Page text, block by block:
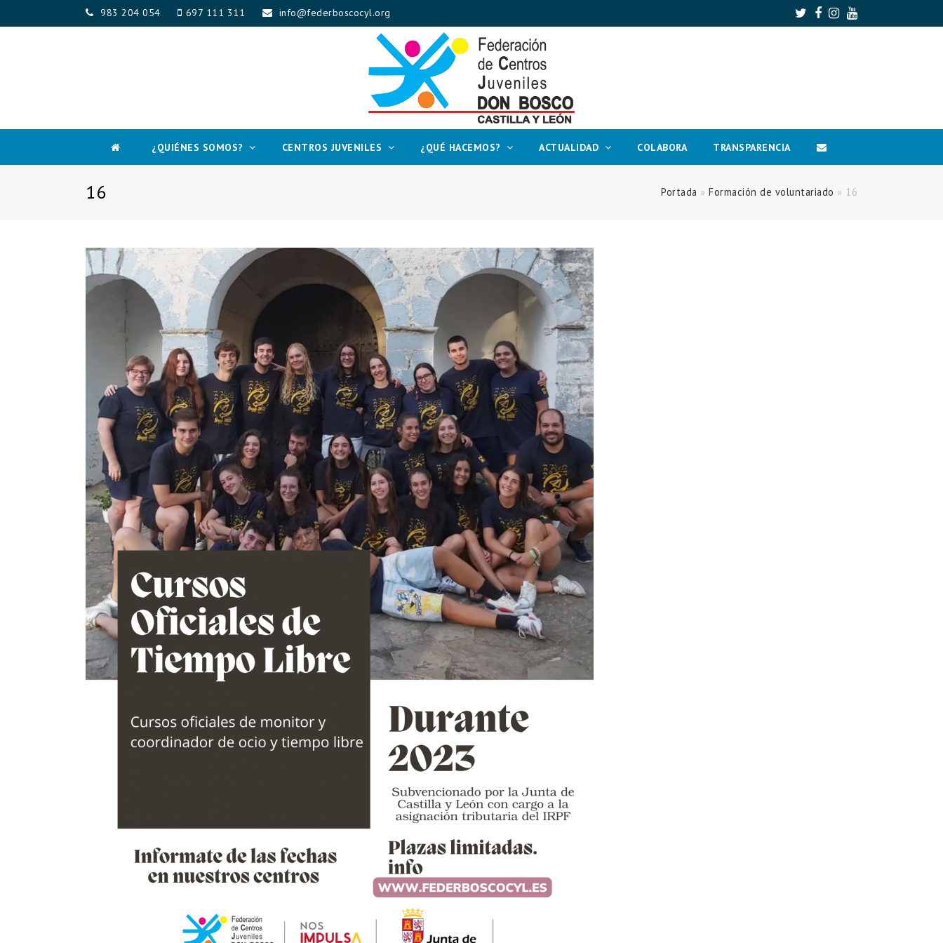
983 204 054 697 111 311 info@federboscocyl.org Twitter
Facebook
Instagram
Youtube
¿QUIÉNES SOMOS? CENTROS JUVENILES ¿QUÉ HACEMOS? ACTUALIDAD COLABORA TRANSPARENCIA
16 Portada » Formación de voluntariado » 16